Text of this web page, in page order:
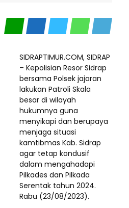
SIDRAPTIMUR.COM, SIDRAP
– Kepolisian Resor Sidrap
bersama Polsek jajaran
lakukan Patroli Skala
besar di wilayah
hukumnya guna
menyikapi dan berupaya
menjaga situasi
kamtibmas Kab. Sidrap
agar tetap kondusif
dalam mengahadapi
Pilkades dan Pilkada
Serentak tahun 2024.
Rabu (23/08/2023).